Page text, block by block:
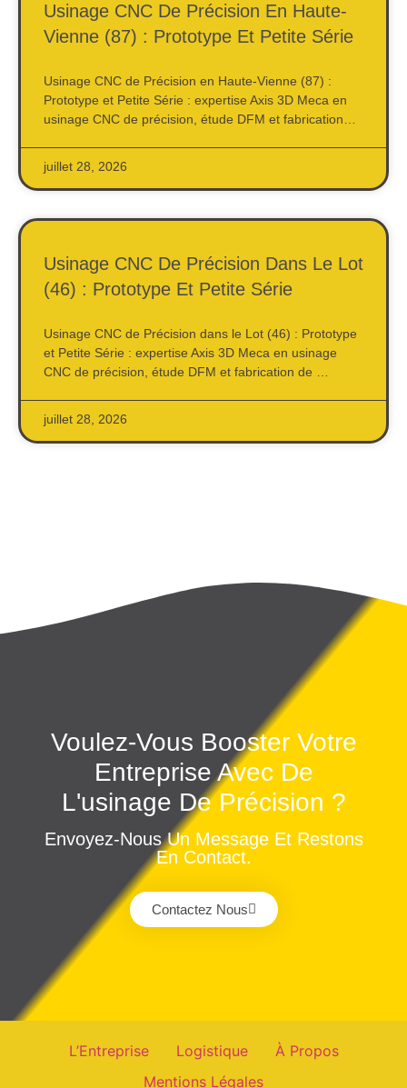
Usinage CNC De Précision En Haute-
Vienne (87) : Prototype Et Petite Série
Usinage CNC de Précision en Haute-Vienne (87) :
Prototype et Petite Série : expertise Axis 3D Meca en
usinage CNC de précision, étude DFM et fabrication…
juillet 28, 2026
Usinage CNC De Précision Dans Le Lot
(46) : Prototype Et Petite Série
Usinage CNC de Précision dans le Lot (46) : Prototype
et Petite Série : expertise Axis 3D Meca en usinage
CNC de précision, étude DFM et fabrication de …
juillet 28, 2026
Voulez-Vous Booster Votre
Entreprise Avec De
L'usinage De Précision ?
Envoyez-Nous Un Message Et Restons
En Contact.
Contactez Nous
L’Entreprise Logistique
À Propos
Mentions Légales